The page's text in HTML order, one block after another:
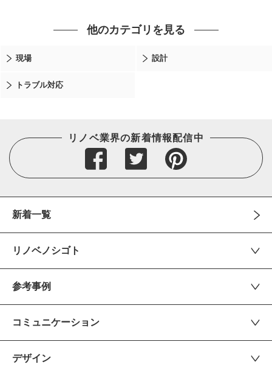
他のカテゴリを見る
現場 設計
トラブル対応
リノベ業界の新着情報配信中
新着一覧
リノベノシゴト
参考事例
コミュニケーション
デザイン